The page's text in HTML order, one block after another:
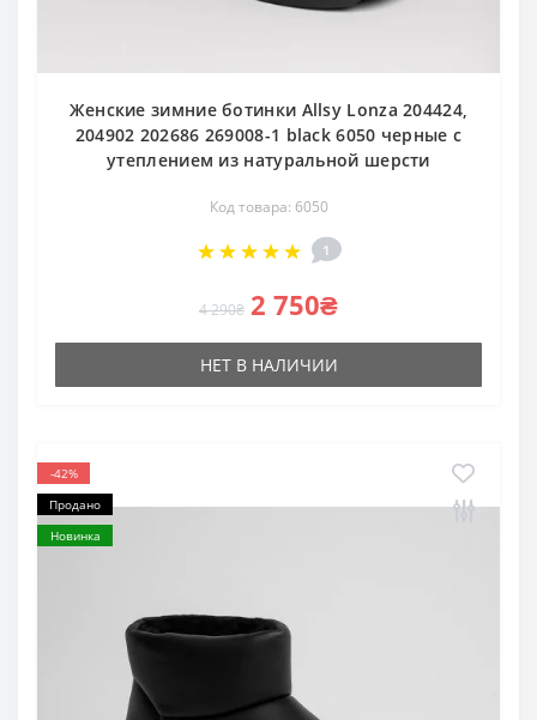
Женские зимние ботинки Allsy Lonza 204424,
204902 202686 269008-1 black 6050 черные с
утеплением из натуральной шерсти
Код товара: 6050
1
4 290₴ 2 750₴
НЕТ В НАЛИЧИИ
-42%
Продано
Новинка